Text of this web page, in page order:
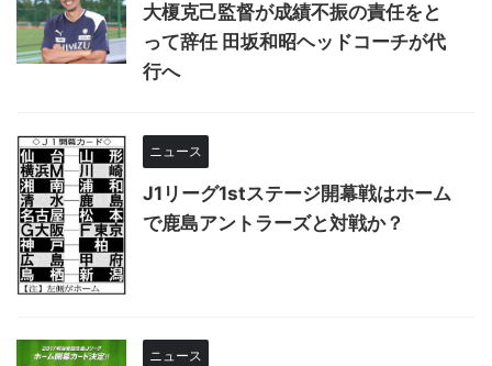
大榎克己監督が成績不振の責任をと
って辞任 田坂和昭ヘッドコーチが代
行へ
ニュース
J1リーグ1stステージ開幕戦はホーム
で鹿島アントラーズと対戦か？
ニュース